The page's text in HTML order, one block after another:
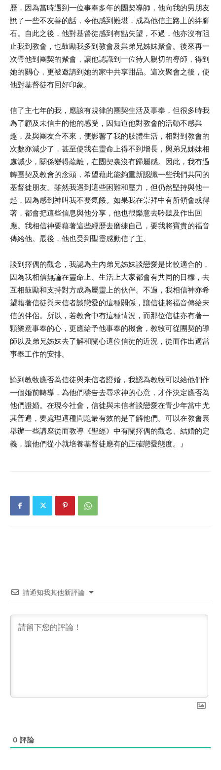
歷，因為當時遇到一位事奉多年的團契導師，他向我的男朋友
說了一些不友善的話，令他感到難堪，成為他信主路上的絆腳
石。自此之後，他對基督徒感到有點失望，不過，他亦沒有阻
止我到教會，也鼓勵我多到教會及與弟兄姊妹聚會。後來再一
次帶他到團契的聚會，讓他認識到一位待人親切的導師，得到
她的關心，更被邀請到她的家中共享甜品。這次聚會之後，使
他對基督徒有回好印象。
信了主七年的我，應該有規律的團契生活及事奉，但很多時我
為了顧及未信主的他的感受，因知道他對教會的活動不感與
趣，及與團友合不來，便影響了我的肢體生活，相對到教會的
次數亦減少了，甚至使我在靈命上得不到增長，與弟兄姊妹相
處減少，關係變得疏離，在團契裏沒有歸屬感。因此，我有過
轉團契及教會的念頭，希望藉此能夠重新認識一些我們共同的
基督徒朋友。雖然我遇到這些困難和壓力，但仍然堅持與他一
起，因為感到神叫我不要氣餒。如果我在崇拜中有所領會或得
著，都會把這些信息與他分享，他也很樂意去聆聽及作出回
應。我相信神要藉著這些經歷去磨練自己，要我將寶貴的福音
傳給他。最後，他也受到聖靈感動信了主。
談到擇偶的觀念，我認為主內弟兄姊妹談戀愛是比較適合的，
因為我相信無論在靈命上、生活上大家都會有共同的目標，去
互相鼓勵和支持對方成為屬靈上的伙伴。不過，我相信神亦希
望藉著信徒與未信者談戀愛的這種關係，讓信徒將福音傳給未
信的伴侶。所以，若教會中有這種情況，而那位信徒亦有著一
顆樂意事奉的心，更應給予他事奉的機會，教牧可從團契的導
師以及弟兄姊妹去了解和關心這位信徒的近況，從而作出適當
事奉工作的安排。
論到教牧應否為信徒與未信者證婚，我認為教牧可以給他們作
一個婚前轉導，為他們禱告去尋求神的心意，才作決定應否為
他們證婚。在現今社會，信徒與未信者談戀愛在青少年當中尤
其普遍，要處理這種問題最有效的是了解他們。可以在教會裏
舉辦一些講座從而教導《聖經》中有關擇偶的觀念、結婚的定
義，讓他們從小就培養基督徒應有的正確戀愛態度。』
請通知我其他新評論
0 評論